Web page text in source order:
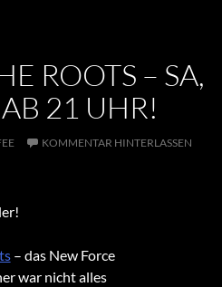
ROOTS – SA,
21 UHR!
KOMMENTAR HINTERLASSEN
– das New Force
war nicht alles